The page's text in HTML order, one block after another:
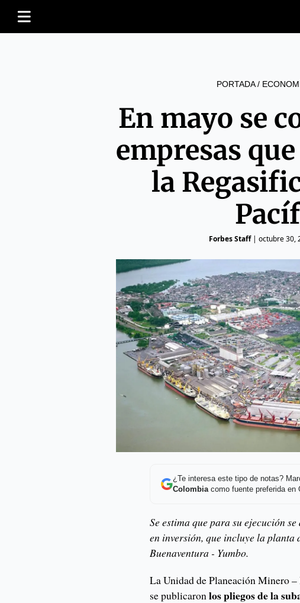
PORTADA/
En mayo se
empresas
la
Forbes Staff| octubre 30,
¿Te interesa este tipo de notas?
Colombiacomo fuente preferida en
Se estima que para su ejecución
en inversión, que incluye la planta
Buenaventura - Yumbo.
La Unidad de Planeación Minero
se publicaronlos pliegos de la